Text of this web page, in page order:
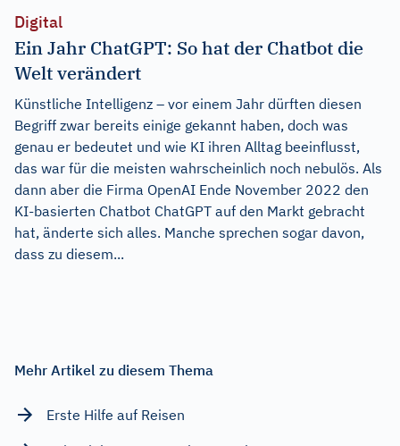
Digital
Ein Jahr ChatGPT: So hat der Chatbot die
Welt verändert
Künstliche Intelligenz – vor einem Jahr dürften diesen
Begriff zwar bereits einige gekannt haben, doch was
genau er bedeutet und wie KI ihren Alltag beeinflusst,
das war für die meisten wahrscheinlich noch nebulös. Als
dann aber die Firma OpenAI Ende November 2022 den
KI-basierten Chatbot ChatGPT auf den Markt gebracht
hat, änderte sich alles. Manche sprechen sogar davon,
dass zu diesem...
Mehr Artikel zu diesem Thema
Erste Hilfe auf Reisen